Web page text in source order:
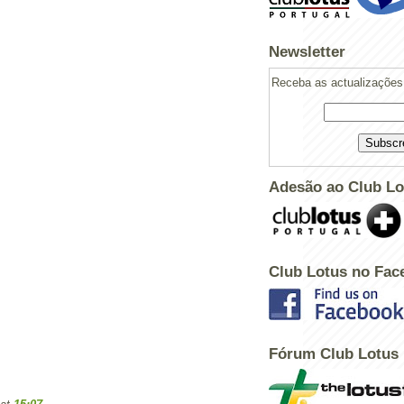
Newsletter
Receba as
Adesão ao Club
Club Lotus no
Fórum Club Lotus